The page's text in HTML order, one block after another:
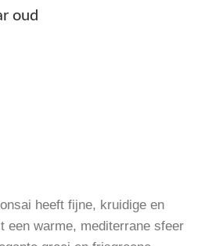
oud
heeft fijne, kruidige en
een warme, mediterrane sfeer